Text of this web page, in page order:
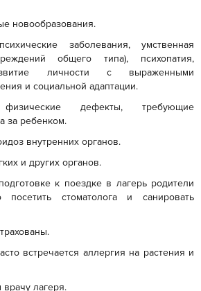
новообразования.
заболевания, умственная
общего типа), психопатия,
личности с выраженными
и социальной адаптации.
дефекты, требующие
за ребенком.
внутренних органов.
и других органов.
к поездке в лагерь родители
посетить стоматолога и санировать
встречается аллергия на растения и
лагеря.